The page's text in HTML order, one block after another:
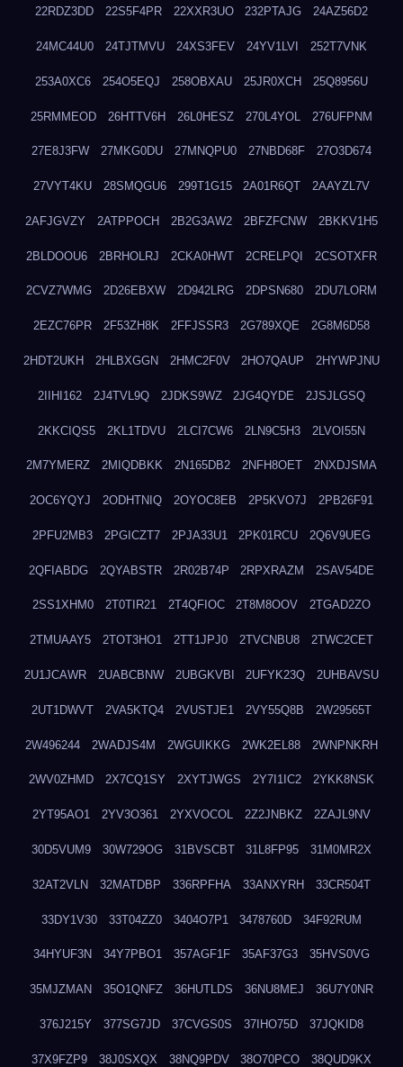
22RDZ3DD 22S5F4PR 22XXR3UO 232PTAJG 24AZ56D2
24MC44U0 24TJTMVU 24XS3FEV 24YV1LVI 252T7VNK
253A0XC6 254O5EQJ 258OBXAU 25JR0XCH 25Q8956U
25RMMEOD 26HTTV6H 26L0HESZ 270L4YOL 276UFPNM
27E8J3FW 27MKG0DU 27MNQPU0 27NBD68F 27O3D674
27VYT4KU 28SMQGU6 299T1G15 2A01R6QT 2AAYZL7V
2AFJGVZY 2ATPPOCH 2B2G3AW2 2BFZFCNW 2BKKV1H5
2BLDOOU6 2BRHOLRJ 2CKA0HWT 2CRELPQI 2CSOTXFR
2CVZ7WMG 2D26EBXW 2D942LRG 2DPSN680 2DU7LORM
2EZC76PR 2F53ZH8K 2FFJSSR3 2G789XQE 2G8M6D58
2HDT2UKH 2HLBXGGN 2HMC2F0V 2HO7QAUP 2HYWPJNU
2IIHI162 2J4TVL9Q 2JDKS9WZ 2JG4QYDE 2JSJLGSQ
2KKCIQS5 2KL1TDVU 2LCI7CW6 2LN9C5H3 2LVOI55N
2M7YMERZ 2MIQDBKK 2N165DB2 2NFH8OET 2NXDJSMA
2OC6YQYJ 2ODHTNIQ 2OYOC8EB 2P5KVO7J 2PB26F91
2PFU2MB3 2PGICZT7 2PJA33U1 2PK01RCU 2Q6V9UEG
2QFIABDG 2QYABSTR 2R02B74P 2RPXRAZM 2SAV54DE
2SS1XHM0 2T0TIR21 2T4QFIOC 2T8M8OOV 2TGAD2ZO
2TMUAAY5 2TOT3HO1 2TT1JPJ0 2TVCNBU8 2TWC2CET
2U1JCAWR 2UABCBNW 2UBGKVBI 2UFYK23Q 2UHBAVSU
2UT1DWVT 2VA5KTQ4 2VUSTJE1 2VY55Q8B 2W29565T
2W496244 2WADJS4M 2WGUIKKG 2WK2EL88 2WNPNKRH
2WV0ZHMD 2X7CQ1SY 2XYTJWGS 2Y7I1IC2 2YKK8NSK
2YT95AO1 2YV3O361 2YXVOCOL 2Z2JNBKZ 2ZAJL9NV
30D5VUM9 30W729OG 31BVSCBT 31L8FP95 31M0MR2X
32AT2VLN 32MATDBP 336RPFHA 33ANXYRH 33CR504T
33DY1V30 33T04ZZ0 3404O7P1 3478760D 34F92RUM
34HYUF3N 34Y7PBO1 357AGF1F 35AF37G3 35HVS0VG
35MJZMAN 35O1QNFZ 36HUTLDS 36NU8MEJ 36U7Y0NR
376J215Y 377SG7JD 37CVGS0S 37IHO75D 37JQKID8
37X9FZP9 38J0SXQX 38NQ9PDV 38O70PCO 38QUD9KX